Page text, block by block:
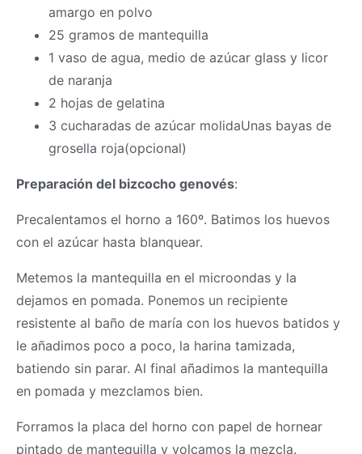
amargo en polvo
25 gramos de mantequilla
1 vaso de agua, medio de azúcar glass y licor
de naranja
2 hojas de gelatina
3 cucharadas de azúcar molidaUnas bayas de
grosella roja(opcional)
Preparación del bizcocho genovés:
Precalentamos el horno a 160º. Batimos los huevos
con el azúcar hasta blanquear.
Metemos la mantequilla en el microondas y la
dejamos en pomada. Ponemos un recipiente
resistente al baño de maría con los huevos batidos y
le añadimos poco a poco, la harina tamizada,
batiendo sin parar. Al final añadimos la mantequilla
en pomada y mezclamos bien.
Forramos la placa del horno con papel de hornear
pintado de mantequilla y volcamos la mezcla.